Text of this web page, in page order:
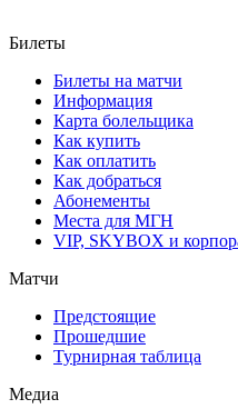
Билеты
Билеты на матчи
Информация
Карта болельщика
Как купить
Как оплатить
Как добраться
Абонементы
Места для МГН
VIP, SKYBOX и
Матчи
Предстоящие
Прошедшие
Турнирная таблица
Медиа